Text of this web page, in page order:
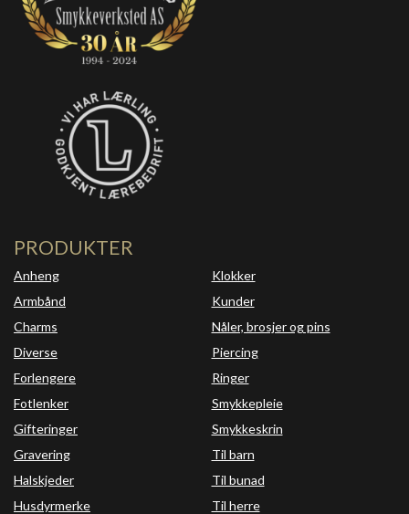
PRODUKTER
Anheng
Armbånd
Charms
Diverse
Forlengere
Fotlenker
Gifteringer
Gravering
Halskjeder
Husdyrmerke
Klokker
Kunder
Nåler, brosjer og pins
Piercing
Ringer
Smykkepleie
Smykkeskrin
Til barn
Til bunad
Til herre